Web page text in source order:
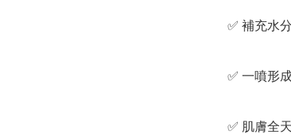
✅️ 補充水
✅️ 一噴形
✅️ 肌膚全